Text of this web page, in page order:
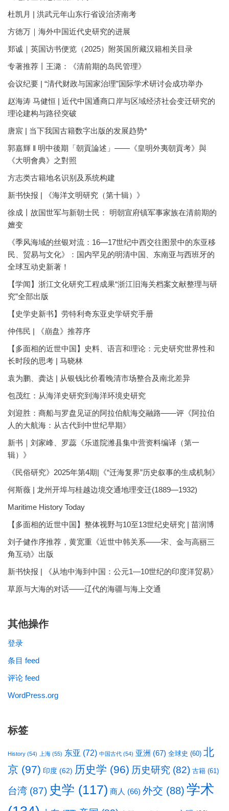
杜凯月 | 洪武元年山东行省设治济南考
方徳万｜海外中国近代史研究的进展
郑诚｜英国访书便览（2025）附英国所藏汉籍相关目录
专著推荐丨王潞：《清前期的岛民管理》
会议纪要 | “清代财政与国家治理”国际学术研讨会成功举办
赵海涛 马健恒 | 近代中国通商口岸与区域经济社会变迁研究的
理论建构与路径突破
唐宸 | 当下我国古籍数字出版的发展趋势*
郭嘉輝 ‖ 明中後期「朝貢論述」——《皇明外夷朝貢考》與
《大明會典》之對照
方志类古籍地名识别及系统构建
新书快报 | 《海洋文明研究（第十辑）》
徐成丨故国世军与新朝士民： 明朝宣府镇军事家族在清前期的
嬗变
《季风海域的丝银对流：16—17世纪中西交往图景中的东亚移
民、贸易与文化》：国内罕见的明清中国、东南亚与西班牙的
全球互动史新著！
【学闻】浙江文化研究工程成果“浙江旧海关档案文献整理与研
究”全部出版
【史学史新书】劳特利奇东亚史学研究手册
仲伟民 | 《崩盘》推荐序
【多面相的近世中国】史料、语言和理论：元史研究世界性和
长时段的思考 | 马晓林
袁为鹏、龚达 | 从银钱比价看晚清市场整合及南北差异
包茂红：从海洋史研究到海洋环境史研究
刘迎胜：商船与罗盘见证的阿拉伯航海交融路——评《阿拉伯
人的大航海：从古代到中世纪早期》
新书｜刘家峰、罗蕊《乐道院潍县集中营资料编译（第一
辑）》
《民俗研究》2025年第4期|《“迁海复界”历史叙事的生成机制》
何斯薇 | 龙州开埠与桂越边境交通地理变迁(1889—1932)
Maritime History Today
【多面相的近世中国】整体视野与10至13世纪史研究 | 苗润博
刘子健作序推荐，黄宽重《近世中韩关系——宋、金与高丽三
角互动》出版
新书快报 | 《从地中海到中国：公元1—10世纪的印度洋贸易》
草原与大海的对话——辽代的海疆与海上交通
其他操作
登录
条目 feed
评论 feed
WordPress.org
标签
History (54) 上海 (55) 东亚 (72) 中国古代 (54) 亚洲 (67) 全球史 (60) 北
京 (97) 印度 (62) 历史学 (96) 历史研究 (82) 古籍 (61)
台湾 (87) 史学 (117) 商人 (66) 外交 (88) 学术